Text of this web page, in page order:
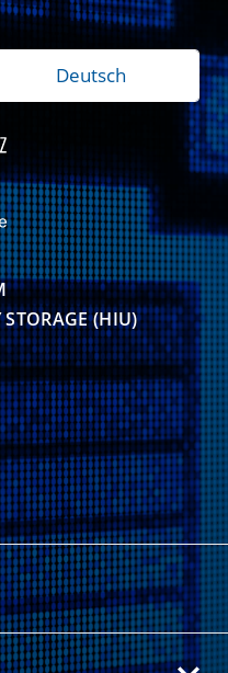
STORAGE (HIU)
Deutsch